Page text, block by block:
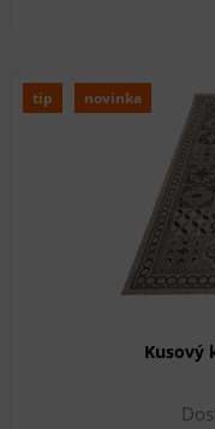
tip novinka
Kusový